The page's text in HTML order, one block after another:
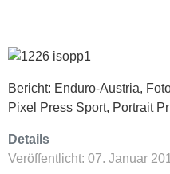
Bericht: Enduro-Austria,
Pixel Press Sport, Portrait
Details
Veröffentlicht: 07. Januar